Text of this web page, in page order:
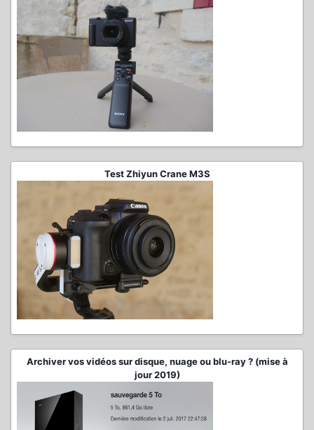
Test Zhiyun Crane M3S
Archiver vos vidéos sur disque, nuage ou blu-ray ? (mise à
jour 2019)